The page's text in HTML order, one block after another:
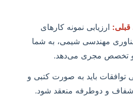
قبلی: ارزیابی نمونه کارهای
مهندسی شیمی، به شما
و تخصص مجری می‌دهد.
توافقات باید به صورت کتبی و
شفاف و دوطرفه منعقد شود.